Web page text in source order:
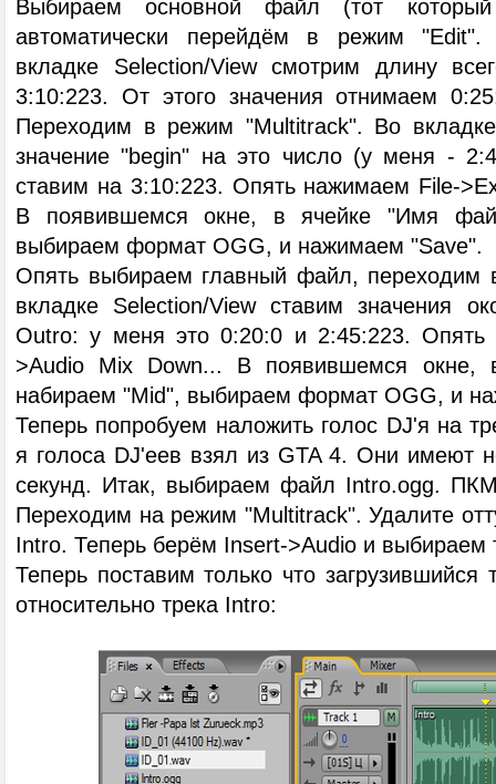
Выбираем основной файл (тот
автоматически перейдём в режим
вкладке Selection/View смотрим длину
3:10:223. От этого значения отнимаем
Переходим в режим "Multitrack". Во
значение "begin" на это число (у меня -
ставим на 3:10:223. Опять нажимаем File-
В появившемся окне, в ячейке "Имя
выбираем формат OGG, и нажимаем "Save".
Опять выбираем главный файл, переходим
вкладке Selection/View ставим значения
Outro: у меня это 0:20:0 и 2:45:223. Опять
>Audio Mix Down... В появившемся
набираем "Mid", выбираем формат OGG, и
Теперь попробуем наложить голос DJ'я на
я голоса DJ'еев взял из GTA 4. Они имеют
секунд. Итак, выбираем файл Intro.ogg.
Переходим на режим "Multitrack". Удалите
Intro. Теперь берём Insert->Audio и выбираем
Теперь поставим только что
относительно трека Intro: